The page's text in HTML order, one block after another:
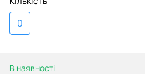
0
В наявності